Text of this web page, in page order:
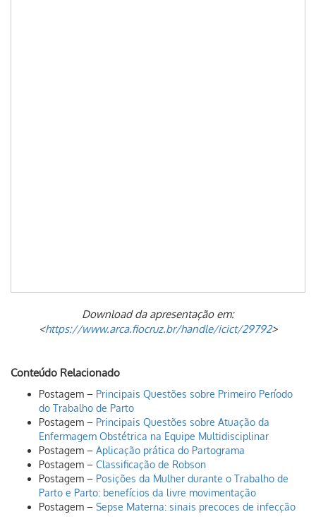
Download da apresentação em:
<https://www.arca.fiocruz.br/handle/icict/29792>
Conteúdo Relacionado
Postagem – Principais Questões sobre Primeiro Período
do Trabalho de Parto
Postagem – Principais Questões sobre Atuação da
Enfermagem Obstétrica na Equipe Multidisciplinar
Postagem – Aplicação prática do Partograma
Postagem – Classificação de Robson
Postagem – Posições da Mulher durante o Trabalho de
Parto e Parto: benefícios da livre movimentação
Postagem – Sepse Materna: sinais precoces de infecção